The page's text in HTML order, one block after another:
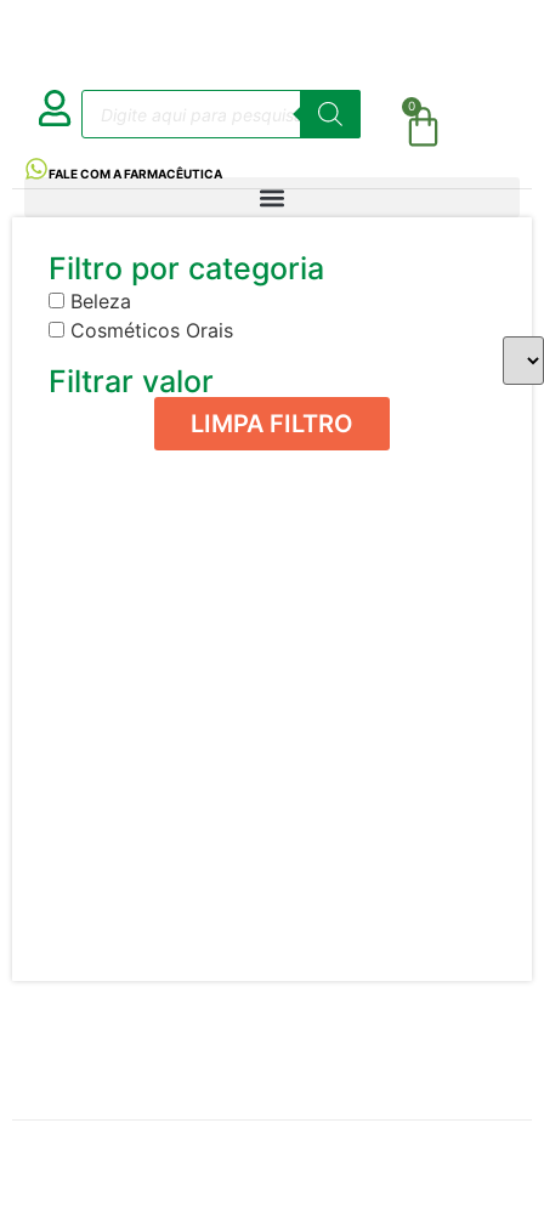
0
FALE COM A FARMACÊUTICA
Filtro por categoria
Beleza
Cosméticos Orais
Filtrar valor
LIMPA FILTRO